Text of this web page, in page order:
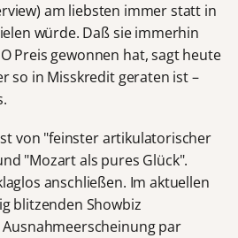
am liebsten immer statt in
würde. Daß sie immerhin
Preis gewonnen hat, sagt heute
so in Misskredit geraten ist –
von "feinster artikulatorischer
"Mozart als pures Glück".
anschließen. Im aktuellen
blitzenden Showbiz
par